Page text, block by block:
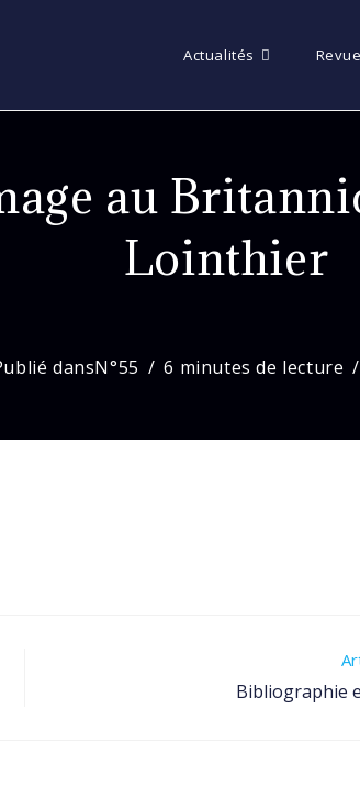
Actualités
au
Lointhier
dansN°55 6 minutes de lecture
Bibliographie